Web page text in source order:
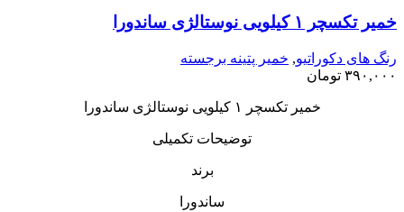
خمیر تکسچر ۱ کیلویی نوستالژی ساندورا
رنگ های دکوراتیو, خمیر پتینه برجسته
۳۹۰,۰۰۰ تومان
خمیر تکسچر ۱ کیلویی نوستالژی ساندورا
توضیحات تکمیلی
برند
ساندورا